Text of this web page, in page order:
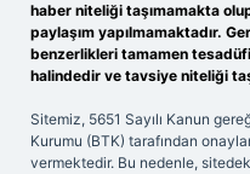
haber niteliği taşımamakta
paylaşım yapılmamaktadır.
benzerlikleri tamamen
halindedir ve tavsiye niteliği
Sitemiz, 5651 Sayılı Kanun
Kurumu (BTK) tarafından
vermektedir. Bu nedenle,